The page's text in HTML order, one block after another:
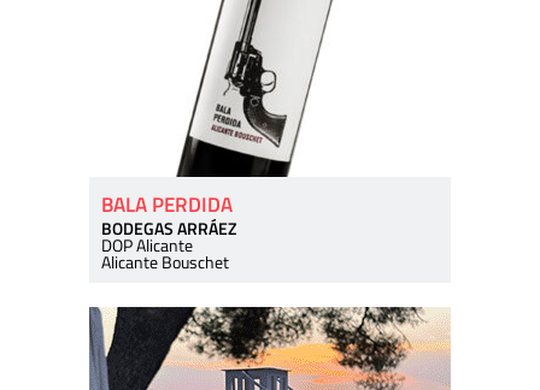
BALA PERDIDA
BODEGAS ARRÁEZ
DOP Alicante
Alicante Bouschet